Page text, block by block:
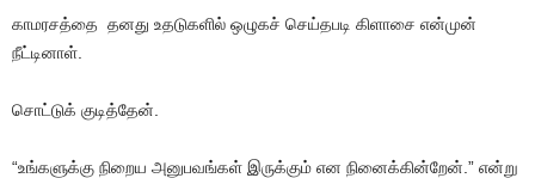
காமரசத்தை தனது உதடுகளில் ஒழுகச் செய்தபடி கிளாசை என்முன்
நீட்டினாள்.
சொட்டுக் குடித்தேன்.
“உங்களுக்கு நிறைய அனுபவங்கள் இருக்கும் என நினைக்கின்றேன்.” என்று